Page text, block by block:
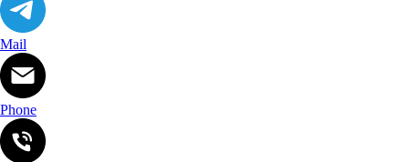
Mail
Phone